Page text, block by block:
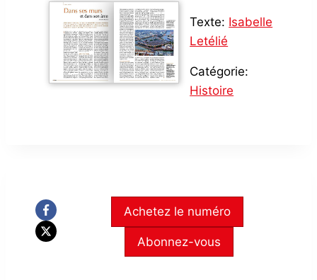
Texte: Isabelle
Letélié
Catégorie:
Histoire
Achetez le numéro
Abonnez-vous